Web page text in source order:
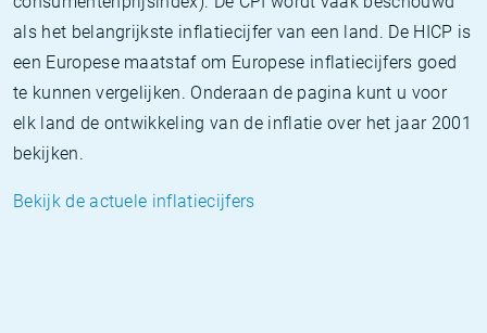
als het belangrijkste inflatiecijfer van een land. De HICP is
een Europese maatstaf om Europese inflatiecijfers goed
te kunnen vergelijken. Onderaan de pagina kunt u voor
elk land de ontwikkeling van de inflatie over het jaar 2001
bekijken.
Bekijk de actuele inflatiecijfers